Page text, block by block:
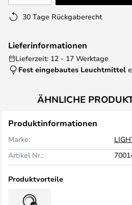
30 Tage Rückgaberecht
Lieferinformationen
Lieferzeit: 12 - 17 Werktage
Fest eingebautes Leuchtmittel
ÄHNLICHE
Produktinformationen
Marke:
Artikel Nr.:
Produktvorteile